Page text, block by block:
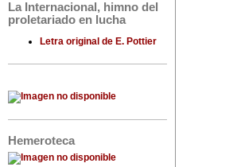
La Internacional, himno del
proletariado en lucha
Letra original de E. Pottier
Hemeroteca